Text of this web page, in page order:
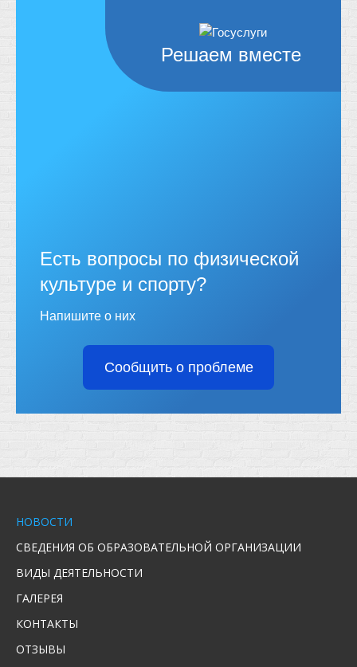
Решаем вместе
Есть вопросы по физической
культуре и спорту?
Напишите о них
Сообщить о проблеме
НОВОСТИ
СВЕДЕНИЯ ОБ ОБРАЗОВАТЕЛЬНОЙ ОРГАНИЗАЦИИ
ВИДЫ ДЕЯТЕЛЬНОСТИ
ГАЛЕРЕЯ
КОНТАКТЫ
ОТЗЫВЫ